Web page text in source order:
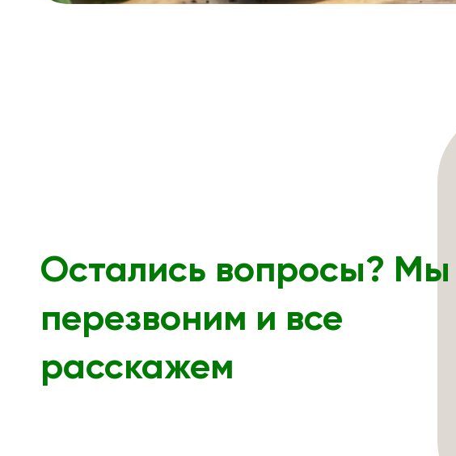
Остались вопросы? Мы
перезвоним и все
расскажем